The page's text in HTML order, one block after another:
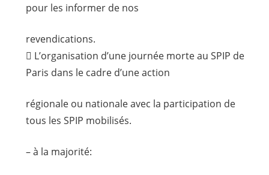
pour les informer de nos
revendications.
 L’organisation d’une journée morte au SPIP de
Paris dans le cadre d’une action
régionale ou nationale avec la participation de
tous les SPIP mobilisés.
– à la majorité: